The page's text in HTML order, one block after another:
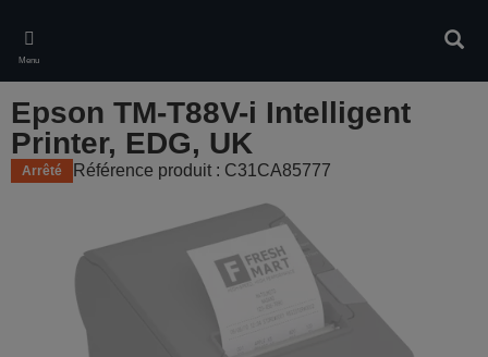
main
content
Menu
Epson TM-T88V-i Intelligent
Printer, EDG, UK
Arrêté Référence produit : C31CA85777